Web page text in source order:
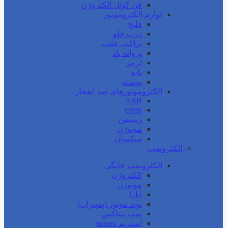
فن کوئل الکتروژن
لوازم الکتروموتور
فلنج
درب جلو
براکت عقب
پروانه باد
ترمز
پایه
پوسته
الکتروموتورهای ضد انفجار
ABB
cemp
زیمنس
موتوژن
میکسان
الکتروپمپ
الکتروپمپ خانگی
الکتروژن
موتوژن
ابارا
نوید موتور (پمپیران)
پمپ پنتاکس
استریم stream